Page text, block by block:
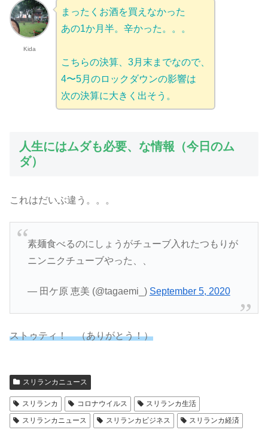
Kida
まったくお酒を買えなかった
あの1か月半。辛かった。。。
こちらの決算、3月末までなので、
4〜5月のロックダウンの影響は
次の決算に大きく出そう。
人生にはムダも必要、な情報（今日のム
ダ）
これはだいぶ違う。。。
素麺食べるのにしょうがチューブ入れたつもりが
ニンニクチューブやった、、
— 田ケ原 恵美 (@tagaemi_) September 5, 2020
ストゥティ！ （ありがとう！）
スリランカニュース
スリランカ コロナウイルス
スリランカ生活
スリランカニュース
スリランカビジネス スリランカ経済